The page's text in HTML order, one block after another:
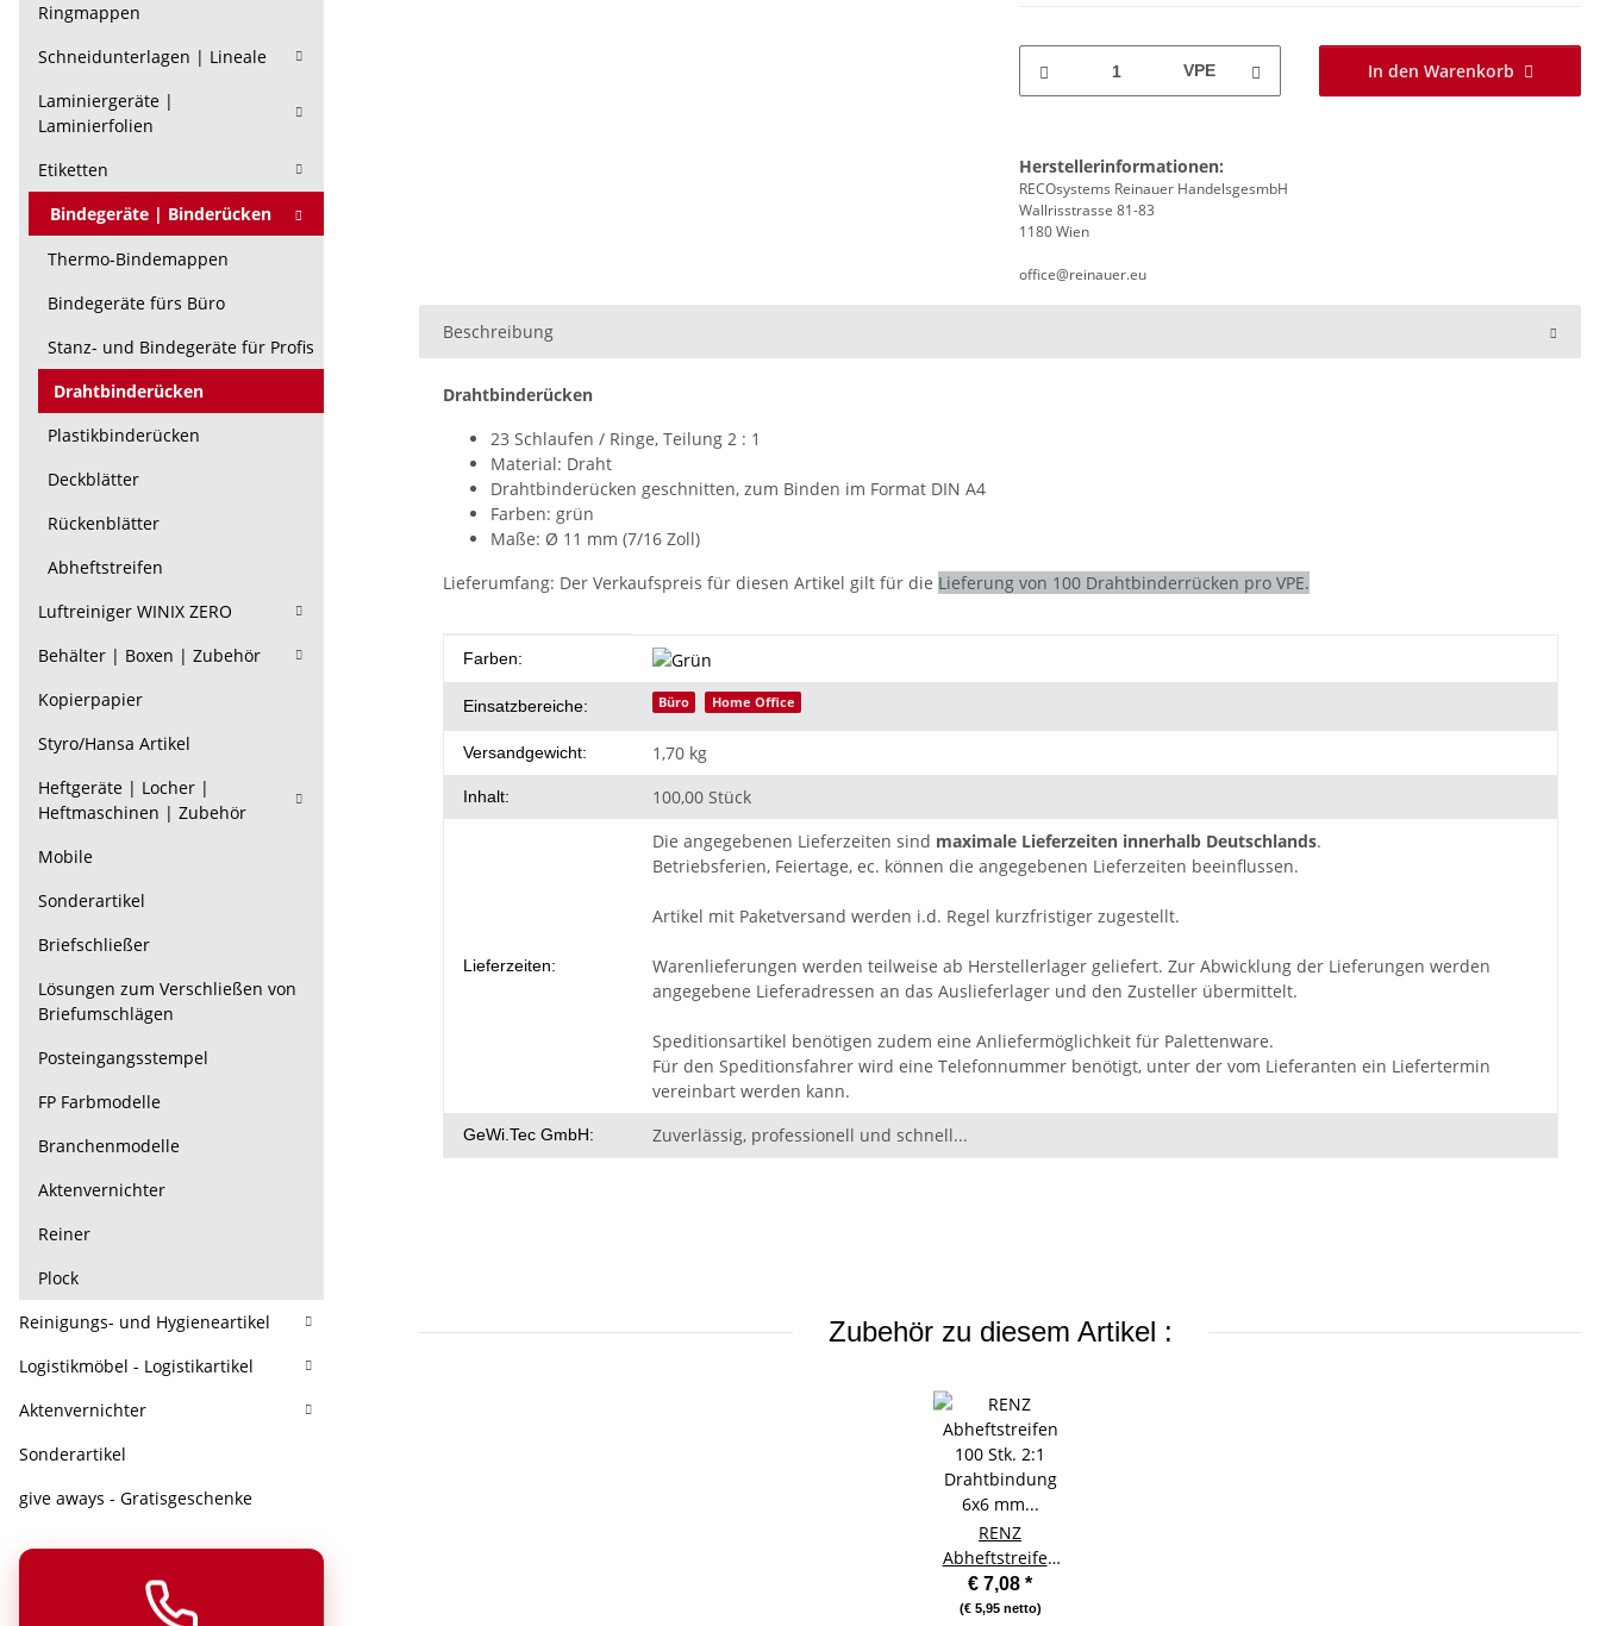
VPE In den Warenkorb
Herstellerinformationen:
RECOsystems Reinauer HandelsgesmbH
Wallrisstrasse 81-83
1180 Wien
office@reinauer.eu
Beschreibung
Drahtbinderücken
23 Schlaufen / Ringe, Teilung 2 : 1
Material: Draht
Drahtbinderücken geschnitten, zum Binden im Format DIN A4
Farben: grün
Maße: Ø 11 mm (7/16 Zoll)
Lieferumfang: Der Verkaufspreis für diesen Artikel gilt für die Lieferung von 100 Drahtbinderrücken pro VPE.
Produkteigenschaft
Wert
Farben:
Einsatzbereiche: Büro Home Office
Versandgewicht: 1,70 kg
Inhalt: 100,00 Stück
Lieferzeiten:
Die angegebenen Lieferzeiten sind maximale Lieferzeiten innerhalb Deutschlands.
Betriebsferien, Feiertage, ec. können die angegebenen Lieferzeiten beeinflussen.
Artikel mit Paketversand werden i.d. Regel kurzfristiger zugestellt.
Warenlieferungen werden teilweise ab Herstellerlager geliefert. Zur Abwicklung der Lieferungen werden
angegebene Lieferadressen an das Auslieferlager und den Zusteller übermittelt.
Speditionsartikel benötigen zudem eine Anliefermöglichkeit für Palettenware.
Für den Speditionsfahrer wird eine Telefonnummer benötigt, unter der vom Lieferanten ein Liefertermin
vereinbart werden kann.
GeWi.Tec GmbH: Zuverlässig, professionell und schnell...
Zubehör zu diesem Artikel :
RENZ
Abheftstreifen
100 Stk. 2:1
Drahtbindung
€ 7,08 *
(€ 5,95 netto)
Ringmappen
Schneidunterlagen | Lineale
Laminiergeräte |
Laminierfolien
Etiketten
Bindegeräte | Binderücken
Thermo-Bindemappen
Bindegeräte fürs Büro
Stanz- und Bindegeräte für Profis
Drahtbinderücken
Plastikbinderücken
Deckblätter
Rückenblätter
Abheftstreifen
Luftreiniger WINIX ZERO
Behälter | Boxen | Zubehör
Kopierpapier
Styro/Hansa Artikel
Heftgeräte | Locher |
Heftmaschinen | Zubehör
Mobile
Sonderartikel
Briefschließer
Lösungen zum Verschließen von
Briefumschlägen
Posteingangsstempel
FP Farbmodelle
Branchenmodelle
Aktenvernichter
Reiner
Plock
Reinigungs- und Hygieneartikel
Logistikmöbel - Logistikartikel
Aktenvernichter
Sonderartikel
give aways - Gratisgeschenke